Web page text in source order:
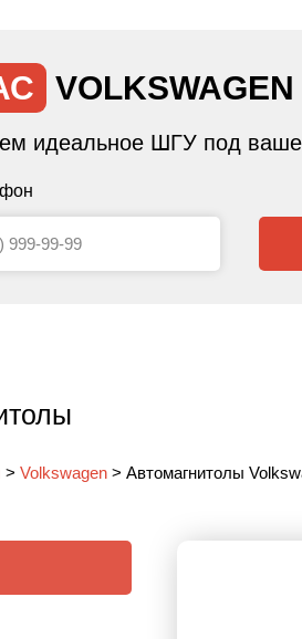
идеальное ШГУ под ваше
> Volkswagen > Автомагнитолы